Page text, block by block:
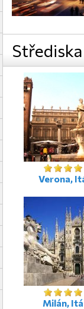
Střediska
Verona,
Milán,